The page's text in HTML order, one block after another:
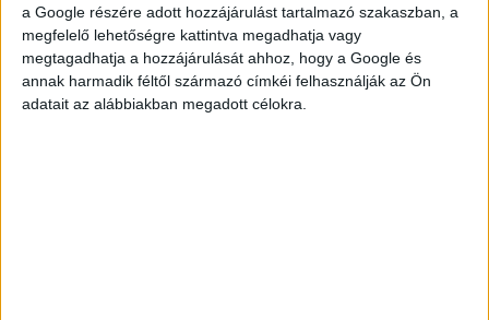
a Google részére adott hozzájárulást tartalmazó szakaszban, a
megfelelő lehetőségre kattintva megadhatja vagy
megtagadhatja a hozzájárulását ahhoz, hogy a Google és
annak harmadik féltől származó címkéi felhasználják az Ön
adatait az alábbiakban megadott célokra.